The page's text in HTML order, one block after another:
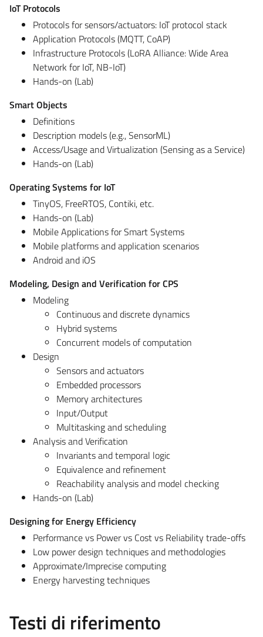
IoT Protocols
Protocols for sensors/actuators: IoT protocol stack
Application Protocols (MQTT, CoAP)
Infrastructure Protocols (LoRA Alliance: Wide Area
Network for IoT, NB-IoT)
Hands-on (Lab)
Smart Objects
Definitions
Description models (e.g., SensorML)
Access/Usage and Virtualization (Sensing as a Service)
Hands-on (Lab)
Operating Systems for IoT
TinyOS, FreeRTOS, Contiki, etc.
Hands-on (Lab)
Mobile Applications for Smart Systems
Mobile platforms and application scenarios
Android and iOS
Modeling, Design and Verification for CPS
Modeling
Continuous and discrete dynamics
Hybrid systems
Concurrent models of computation
Design
Sensors and actuators
Embedded processors
Memory architectures
Input/Output
Multitasking and scheduling
Analysis and Verification
Invariants and temporal logic
Equivalence and refinement
Reachability analysis and model checking
Hands-on (Lab)
Designing for Energy Efficiency
Performance vs Power vs Cost vs Reliability trade-offs
Low power design techniques and methodologies
Approximate/Imprecise computing
Energy harvesting techniques
Testi di riferimento